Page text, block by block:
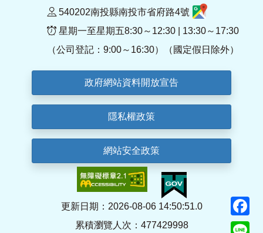
540202南投縣南投市省府路4號
星期一至星期五8:30～12:30 | 13:30～17:30
（公司登記：9:00～16:30）（國定假日除外）
政府網站資料開放宣告
隱私權政策
網站安全政策
更新日期：2026-08-06 14:50:51.0
累積瀏覽人次：477429998